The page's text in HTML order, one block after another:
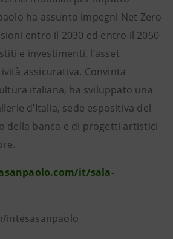
ha assunto impegni Net Zero
entro il 2030 ed entro il 2050
e investimenti, l’asset
assicurativa. Convinta
italiana, ha sviluppato una
d’Italia, sede espositiva del
della banca e di progetti artistici
it/sala-
intesasanpaolo